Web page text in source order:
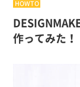
HOWTO
作ってみた！